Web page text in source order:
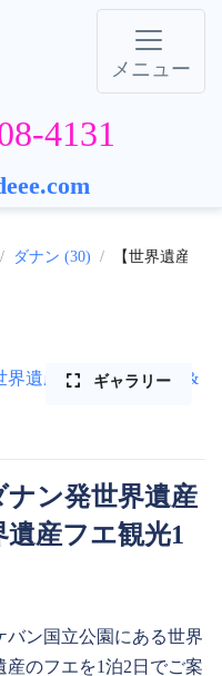
メニュー
4131
ダナン (30) 【世界遺産満
ギャラリー
ナン発世界遺産
産フエ観光1
バン国立公園にある世界
のフエを1泊2日でご案